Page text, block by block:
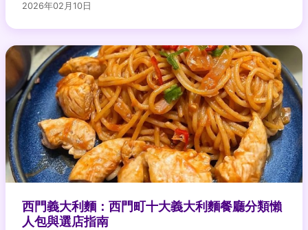
2026年02月10日
西門義大利麵：西門町十大義大利麵餐廳分類懶
人包與選店指南